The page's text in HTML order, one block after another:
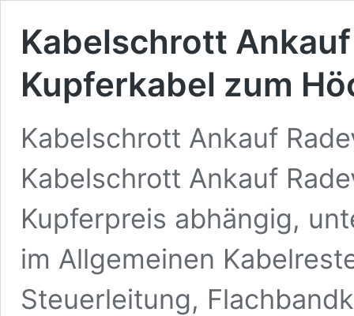
Kabelschrott
Kupferkabel zum
Kabelschrott Ankauf
Kabelschrott Ankauf
Kupferpreis abhängig,
im Allgemeinen
Steuerleitung,